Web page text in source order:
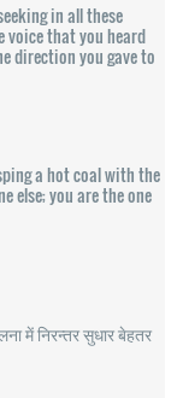
in all these
voice that you heard
direction you gave to
a hot coal with the
else; you are the one
में निरन्तर सुधार बेहतर